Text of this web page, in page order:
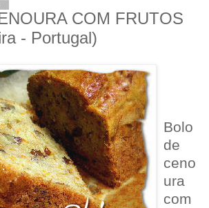
COM FRUTOS
- Portugal)
Bolo
de
ceno
ura
com